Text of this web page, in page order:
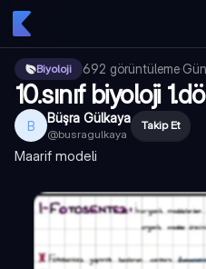
Biyoloji 692 görüntüleme·
10.sınıf biyoloji
B Büşra Gülkaya
@busragulkaya
Takip Et
Maarif modeli